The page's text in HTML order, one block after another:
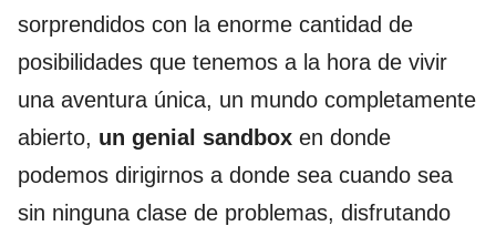
sorprendidos con la enorme cantidad de
posibilidades que tenemos a la hora de vivir
una aventura única, un mundo completamente
abierto, un genial sandbox en donde
podemos dirigirnos a donde sea cuando sea
sin ninguna clase de problemas, disfrutando